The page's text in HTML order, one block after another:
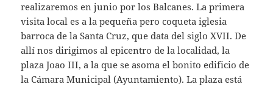
realizaremos en junio por los Balcanes. La primera
visita local es a la pequeña pero coqueta iglesia
barroca de la Santa Cruz, que data del siglo XVII. De
allí nos dirigimos al epicentro de la localidad, la
plaza Joao III, a la que se asoma el bonito edificio de
la Cámara Municipal (Ayuntamiento). La plaza está